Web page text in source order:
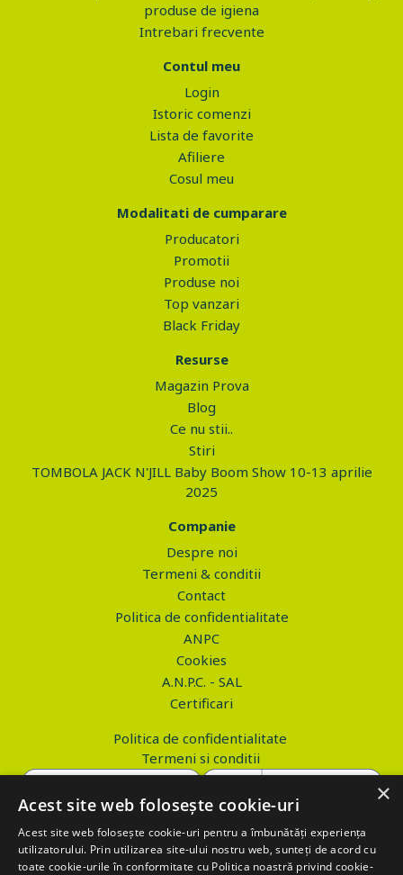
produse de igiena
Intrebari frecvente
Contul meu
Login
Istoric comenzi
Lista de favorite
Afiliere
Cosul meu
Modalitati de cumparare
Producatori
Promotii
Produse noi
Top vanzari
Black Friday
Resurse
Magazin Prova
Blog
Ce nu stii..
Stiri
TOMBOLA JACK N'JILL Baby Boom Show 10-13 aprilie
2025
Companie
Despre noi
Termeni & conditii
Contact
Politica de confidentialitate
ANPC
Cookies
A.N.P.C. - SAL
Certificari
Politica de confidentialitate
Termeni si conditii
Copyright © 2026 PROVA.ro
×
Acest site web folosește cookie-uri
Acest site web folosește cookie-uri pentru a îmbunătăți experiența
utilizatorului. Prin utilizarea site-ului nostru web, sunteți de acord cu
toate cookie-urile în conformitate cu Politica noastră privind cookie-